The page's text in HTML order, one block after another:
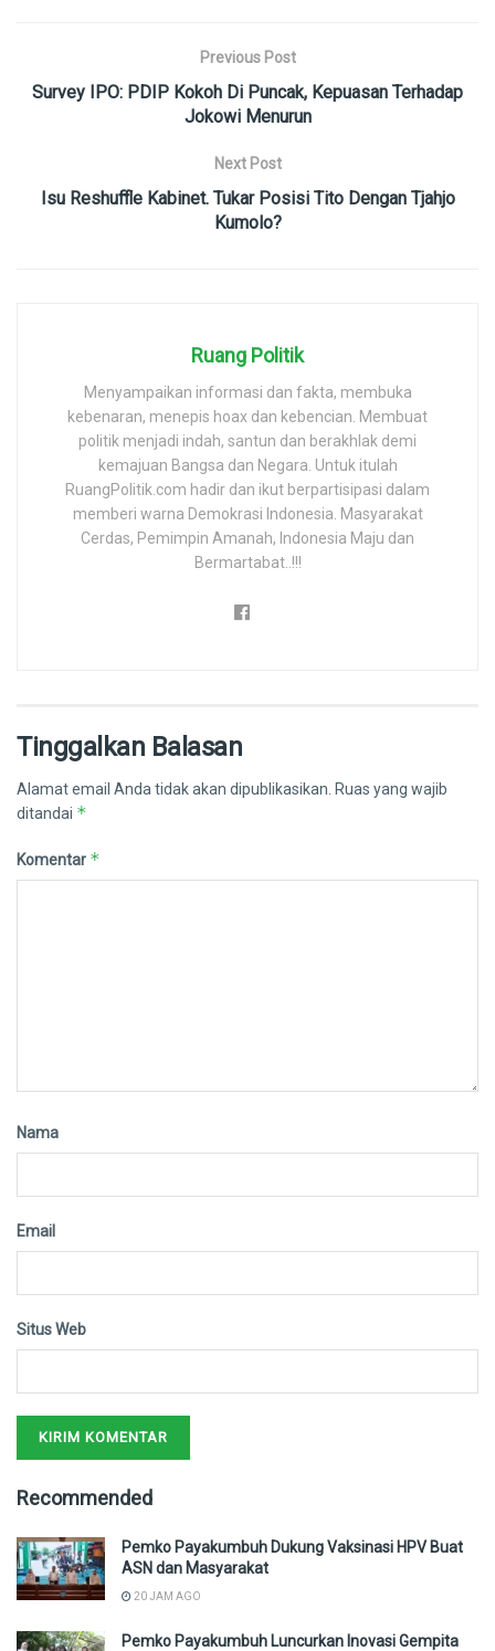
Previous Post
Survey IPO: PDIP Kokoh Di Puncak, Kepuasan Terhadap
Jokowi Menurun
Next Post
Isu Reshuffle Kabinet. Tukar Posisi Tito Dengan Tjahjo
Kumolo?
Ruang Politik
Menyampaikan informasi dan fakta, membuka
kebenaran, menepis hoax dan kebencian. Membuat
politik menjadi indah, santun dan berakhlak demi
kemajuan Bangsa dan Negara. Untuk itulah
RuangPolitik.com hadir dan ikut berpartisipasi dalam
memberi warna Demokrasi Indonesia. Masyarakat
Cerdas, Pemimpin Amanah, Indonesia Maju dan
Bermartabat..!!!
Tinggalkan Balasan
Alamat email Anda tidak akan dipublikasikan. Ruas yang wajib
ditandai *
Komentar *
Nama
Email
Situs Web
Recommended
Pemko Payakumbuh Dukung Vaksinasi HPV Buat
ASN dan Masyarakat
20 JAM AGO
Pemko Payakumbuh Luncurkan Inovasi Gempita